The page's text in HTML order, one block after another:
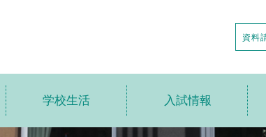
資料
学校生活 入試情報